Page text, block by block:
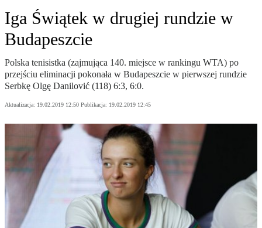
Iga Świątek w drugiej rundzie w
Budapeszcie
Polska tenisistka (zajmująca 140. miejsce w rankingu WTA) po
przejściu eliminacji pokonała w Budapeszcie w pierwszej rundzie
Serbkę Olgę Danilović (118) 6:3, 6:0.
Aktualizacja: 19.02.2019 12:50 Publikacja: 19.02.2019 12:45